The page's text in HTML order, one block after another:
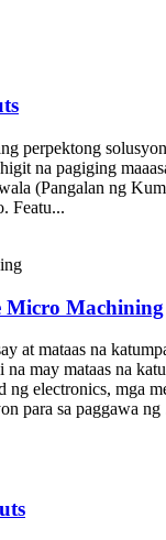
na pagiging
(Pangalan ng
Featu...
Micro Machining
mataas na
may mataas na
electronics, mga
para sa paggawa ng